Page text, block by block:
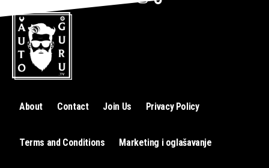
About Contact Join Us Privacy Policy
Terms and Conditions Marketing i oglašavanje